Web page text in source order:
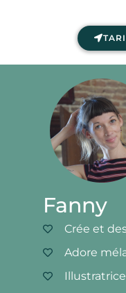
Fanny
Crée et
Adore